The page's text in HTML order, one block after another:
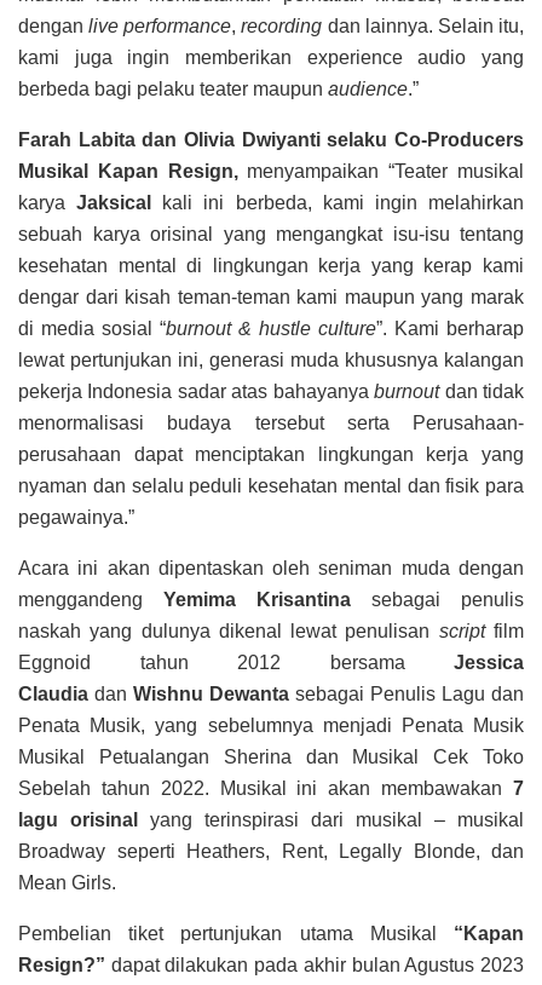
denganlive performance,recording dan lainnya. Selain itu,
kami juga ingin memberikan experience audio yang
berbeda bagi pelaku teater maupun audience.”
Farah Labita dan Olivia Dwiyanti selaku Co-Producers
Musikal Kapan Resign,menyampaikan “Teater musikal
karyaJaksical
kali ini berbeda, kami ingin melahirkan
sebuah karya orisinal yang mengangkat isu-isu tentang
kesehatan mental di lingkungan kerja yang kerap kami
dengar dari kisah teman-teman kami maupun yang marak
di media sosial “burnout & hustle culture”. Kami berharap
lewat pertunjukan ini, generasi muda khususnya kalangan
pekerja Indonesia sadar atas bahayanyaburnoutdan tidak
menormalisasi budaya tersebut serta Perusahaan-
perusahaan dapat menciptakan lingkungan kerja yang
nyaman dan selalu peduli kesehatan mental dan fisik para
pegawainya.”
Acara ini akan dipentaskan oleh seniman muda dengan
menggandeng Yemima Krisantina sebagai penulis
naskah yang dulunya dikenal lewat penulisan scriptfilm
Eggnoid tahun 2012 bersama Jessica
Claudia dan Wishnu Dewanta sebagai Penulis Lagu dan
Penata Musik, yang sebelumnya menjadi Penata Musik
Musikal Petualangan Sherina dan Musikal Cek Toko
Sebelah tahun 2022. Musikal ini akan membawakan 7
lagu orisinal
yang terinspirasi dari musikal – musikal
Broadway seperti Heathers, Rent, Legally Blonde, dan
Mean Girls.
Pembelian tiket pertunjukan utama Musikal
“Kapan
Resign?” dapat dilakukan pada akhir bulan Agustus 2023